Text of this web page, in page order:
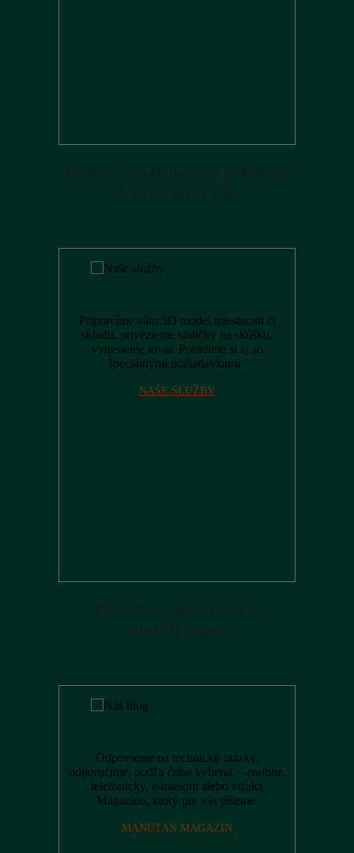
Vieme, že nákupcovia potrebujú
hlavne šetriť čas
Pripravíme vám 3D model miestnosti či
skladu, privezieme stoličky na skúšku,
vynesieme tovar. Poradíme si aj so
špeciálnymi požiadavkami.
NAŠE SLUŽBY
Poradíme, nielen ako si
uľahčiť prácu
Odpovieme na technické otázky,
odporučíme, podľa čoho vyberať – osobne,
telefonicky, e-mailom alebo vďaka
Magazínu, ktorý pre vás píšeme.
MANUTAN MAGAZÍN